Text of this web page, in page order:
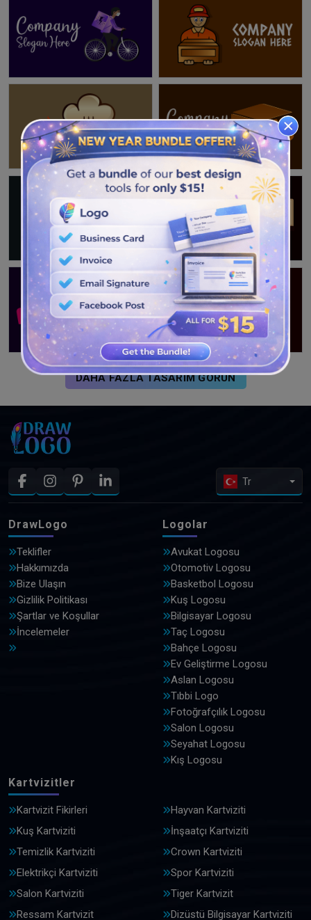
DAHA FAZLA TASARIM GÖRÜN
Tr
DrawLogo
Teklifler
Hakkımızda
Bize Ulaşın
Gizlilik Politikası
Şartlar ve Koşullar
İncelemeler
Logolar
Avukat Logosu
Otomotiv Logosu
Basketbol Logosu
Kuş Logosu
Bilgisayar Logosu
Taç Logosu
Bahçe Logosu
Ev Geliştirme Logosu
Aslan Logosu
Tıbbi Logo
Fotoğrafçılık Logosu
Salon Logosu
Seyahat Logosu
Kış Logosu
Kartvizitler
Kartvizit Fikirleri
Hayvan Kartviziti
Kuş Kartviziti
İnşaatçı Kartviziti
Temizlik Kartviziti
Crown Kartviziti
Elektrikçi Kartviziti
Spor Kartviziti
Salon Kartviziti
Tiger Kartvizit
Ressam Kartvizit
Dizüstü Bilgisayar Kartviziti